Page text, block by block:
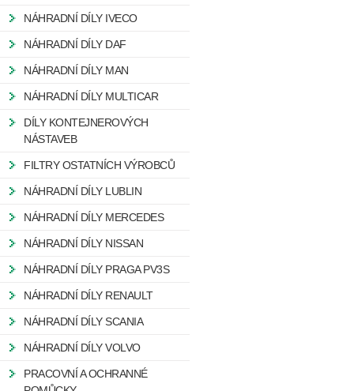
NÁHRADNÍ DÍLY IVECO
NÁHRADNÍ DÍLY DAF
NÁHRADNÍ DÍLY MAN
NÁHRADNÍ DÍLY MULTICAR
DÍLY KONTEJNEROVÝCH
NÁSTAVEB
FILTRY OSTATNÍCH VÝROBCŮ
NÁHRADNÍ DÍLY LUBLIN
NÁHRADNÍ DÍLY MERCEDES
NÁHRADNÍ DÍLY NISSAN
NÁHRADNÍ DÍLY PRAGA PV3S
NÁHRADNÍ DÍLY RENAULT
NÁHRADNÍ DÍLY SCANIA
NÁHRADNÍ DÍLY VOLVO
PRACOVNÍ A OCHRANNÉ